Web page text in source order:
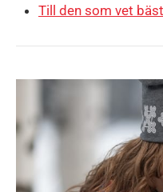
Till den som vet